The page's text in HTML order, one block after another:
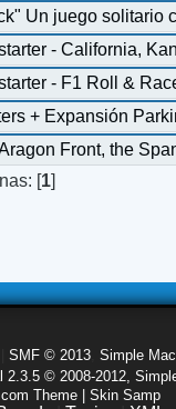
Un juego solitario
- California,
- F1 Roll &
+ Expansión
Front, the
[1]
|SMF © 2013 ,Simple
2.3.5 © 2008-2012,
Theme | Skin Samp